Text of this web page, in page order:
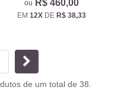
R$ 460,00
EM 12X DE R$ 38,33
de um total de 38.